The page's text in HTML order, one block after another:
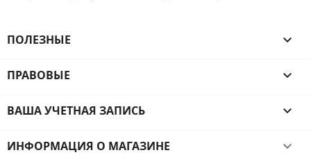
ПОЛЕЗНЫЕ 
ПРАВОВЫЕ 
ВАША УЧЕТНАЯ ЗАПИСЬ 
ИНФОРМАЦИЯ О МАГАЗИНЕ keyboard_arrow_down